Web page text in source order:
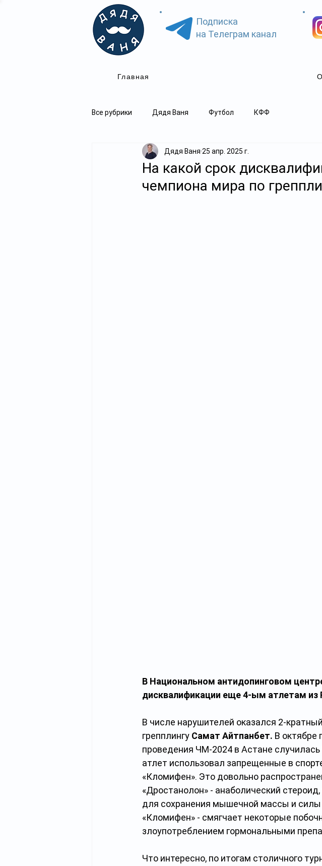
Подписка
на Телеграм канал
Главная
Все рубрики Дядя Ваня Футбол КФФ
На какой срок
чемпиона мира по
Дядя Ваня 25 апр. 2025 г.
В Национальном антидопинговом
дисквалификации еще 4-ым атлетам из
В числе нарушителей оказался 2-
грепплингу Самат Айтпанбет. В октябре
проведения ЧМ-2024 в Астане
атлет использовал запрещенные в
«Кломифен». Это довольно
«Дростанолон» - анаболический
для сохранения мышечной массы и силы
«Кломифен» - смягчает некоторые
злоупотреблением гормональными
Что интересно, по итогам столичного